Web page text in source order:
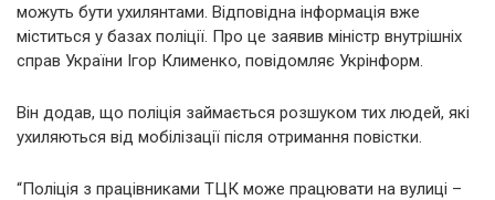
можуть бути ухилянтами. Відповідна інформація вже
міститься у базах поліції. Про це заявив міністр внутрішніх
справ України Ігор Клименко, повідомляє Укрінформ.
Він додав, що поліція займається розшуком тих людей, які
ухиляються від мобілізації після отримання повістки.
“Поліція з працівниками ТЦК може працювати на вулиці –